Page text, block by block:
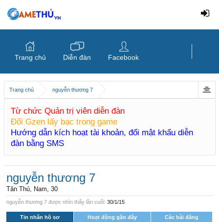
Trang chủ nguyễn thương 7
Từ chức Quản trị viên diễn đàn
Đổi Gzen lấy bạc trong game
Hướng dẫn kích hoạt tài khoản, đổi mật khẩu diễn
đàn bằng SMS
nguyễn thương 7
Tân Thủ, Nam, 30
nguyễn thương 7 được nhìn thấy lần cuối: 30/1/15
Tin nhắn hồ sơ Hoạt động gần đây
Các bài đăng
Trang chủ Diễn đàn Facebook